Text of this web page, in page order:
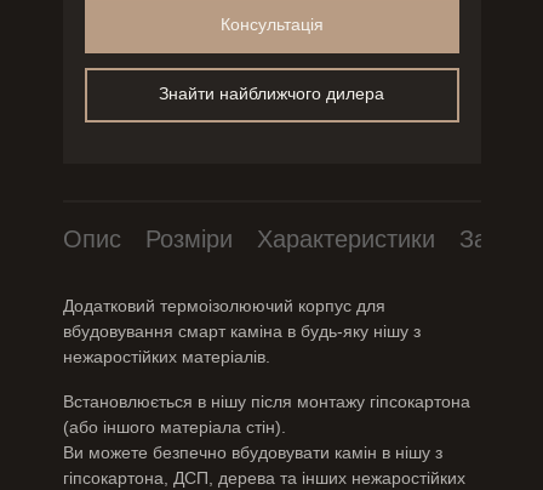
Консультація
Знайти найближчого дилера
Опис Розміри Характеристики
Додатковий термоізолюючий корпус для
вбудовування смарт каміна в будь-яку нішу з
нежаростійких матеріалів.
Встановлюється в нішу після монтажу гіпсокартона
(або іншого матеріала стін).
Ви можете безпечно вбудовувати камін в нішу з
гіпсокартона, ДСП, дерева та інших нежаростійких